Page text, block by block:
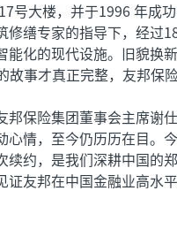
号大楼，并于1996 年成
缮专家的指导下，经过
化的现代设施。旧貌换
事才真正完整，友邦保
邦保险集团董事会主席谢
情，至今仍历历在目。
约，是我们深耕中国的
友邦在中国金融业高水